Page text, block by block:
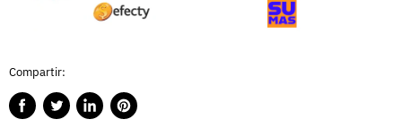
Compartir:
CompartirPublicarCompartirGuardar